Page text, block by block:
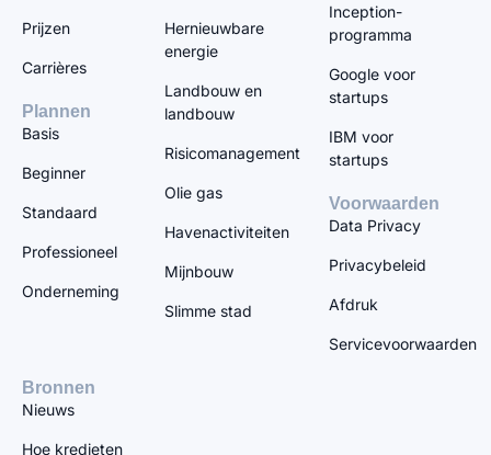
Prijzen
Carrières
Plannen
Basis
Beginner
Standaard
Professioneel
Onderneming
Hernieuwbare
energie
Landbouw en
landbouw
Risicomanagement
Olie gas
Havenactiviteiten
Mijnbouw
Slimme stad
Inception-
programma
Google voor
startups
IBM voor
startups
Voorwaarden
Data Privacy
Privacybeleid
Afdruk
Servicevoorwaarden
Bronnen
Nieuws
Hoe kredieten